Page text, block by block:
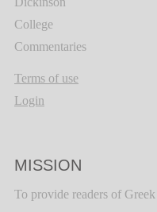
College
Commentaries
Terms of use
Login
MISSION
To provide readers of